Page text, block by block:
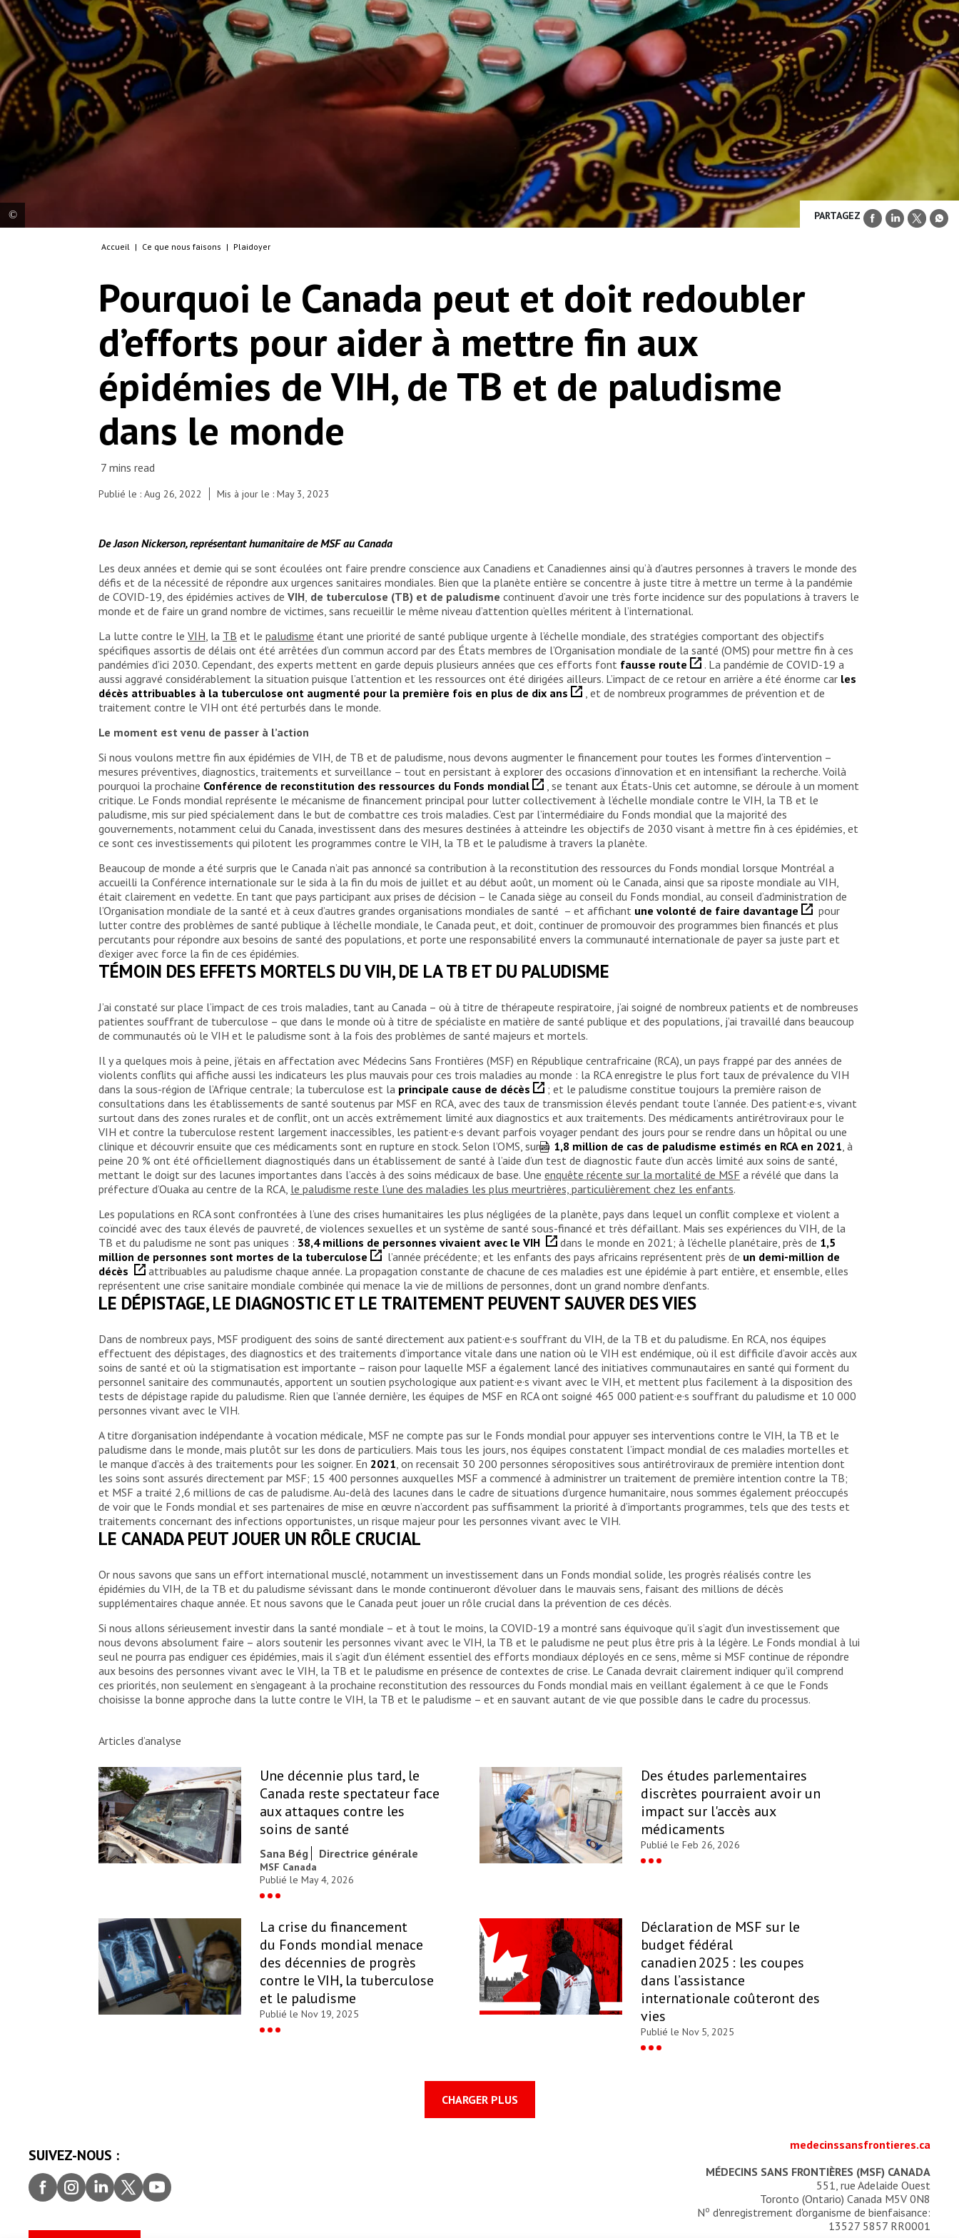
Ether, an advanced HIV patient, with her
Nsanje District Hospital.
© Isabel Corthier/MSF
PARTAGEZ
Accueil | Ce que nous faisons | Plaidoyer
Pourquoi le Canada peut et doit redoubler
d’efforts pour aider à mettre fin aux
épidémies de VIH, de TB et de paludisme
dans le monde
Publié le : Aug 26, 2022 Mis à jour le : May 3, 2023
De Jason Nickerson, représentant humanitaire de MSF au Canada
Les deux années et demie qui se sont écoulées ont faire prendre conscience aux Canadiens et Canadiennes ainsi qu’à d’autres personnes à travers le monde des
défis et de la nécessité de répondre aux urgences sanitaires mondiales. Bien que la planète entière se concentre à juste titre à mettre un terme à la pandémie
de COVID-19, des épidémies actives de VIH de tuberculose (TB) et de paludisme continuent d’avoir une très forte incidence sur des populations à travers le
monde et de faire un grand nombre de victimes, sans recueillir le même niveau d’attention qu’elles méritent à l’international.
La lutte contre le VIH , la TB et le paludisme étant une priorité de santé publique urgente à l’échelle mondiale, des stratégies comportant des objectifs
spécifiques assortis de délais ont été arrêtées d’un commun accord par des États membres de l’Organisation mondiale de la santé (OMS) pour mettre fin à ces
pandémies d’ici 2030. Cependant, des experts mettent en garde depuis plusieurs années que ces efforts font fausse route
. La pandémie de COVID-19 a
aussi aggravé considérablement la situation puisque l’attention et les ressources ont été dirigées ailleurs. L’impact de ce retour en arrière a été énorme car les
décès attribuables à la tuberculose ont augmenté pour la première fois en plus de dix ans
, et de nombreux programmes de prévention et de
traitement contre le VIH ont été perturbés dans le monde.
Le moment est venu de passer à l’action
Si nous voulons mettre fin aux épidémies de VIH, de TB et de paludisme, nous devons augmenter le financement pour toutes les formes d’intervention –
mesures préventives, diagnostics, traitements et surveillance – tout en persistant à explorer des occasions d’innovation et en intensifiant la recherche. Voilà
pourquoi la prochaine Conférence de reconstitution des ressources du Fonds mondial
, se tenant aux États-Unis cet automne, se déroule à un moment
critique. Le Fonds mondial représente le mécanisme de financement principal pour lutter collectivement à l’échelle mondiale contre le VIH, la TB et le
paludisme, mis sur pied spécialement dans le but de combattre ces trois maladies. C’est par l’intermédiaire du Fonds mondial que la majorité des
gouvernements, notamment celui du Canada, investissent dans des mesures destinées à atteindre les objectifs de 2030 visant à mettre fin à ces épidémies, et
ce sont ces investissements qui pilotent les programmes contre le VIH, la TB et le paludisme à travers la planète.
Beaucoup de monde a été surpris que le Canada n’ait pas annoncé sa contribution à la reconstitution des ressources du Fonds mondial lorsque Montréal a
accueilli la Conférence internationale sur le sida à la fin du mois de juillet et au début août, un moment où le Canada, ainsi que sa riposte mondiale au VIH,
était clairement en vedette. En tant que pays participant aux prises de décision – le Canada siège au conseil du Fonds mondial, au conseil d’administration de
l’Organisation mondiale de la santé et à ceux d’autres grandes organisations mondiales de santé – et affichant une volonté de faire davantage
pour
lutter contre des problèmes de santé publique à l’échelle mondiale, le Canada peut, et doit, continuer de promouvoir des programmes bien financés et plus
percutants pour répondre aux besoins de santé des populations, et porte une responsabilité envers la communauté internationale de payer sa juste part et
d’exiger avec force la fin de ces épidémies.
TÉMOIN DES EFFETS MORTELS DU VIH, DE LA TB ET DU PALUDISME
J’ai constaté sur place l’impact de ces trois maladies, tant au Canada – où à titre de thérapeute respiratoire, j’ai soigné de nombreux patients et de nombreuses
patientes souffrant de tuberculose – que dans le monde où à titre de spécialiste en matière de santé publique et des populations, j’ai travaillé dans beaucoup
de communautés où le VIH et le paludisme sont à la fois des problèmes de santé majeurs et mortels.
Il y a quelques mois à peine, j’étais en affectation avec Médecins Sans Frontières (MSF) en République centrafricaine (RCA), un pays frappé par des années de
violents conflits qui affiche aussi les indicateurs les plus mauvais pour ces trois maladies au monde : la RCA enregistre le plus fort taux de prévalence du VIH
dans la sous-région de l’Afrique centrale; la tuberculose est la principale cause de décès
; et le paludisme constitue toujours la première raison de
consultations dans les établissements de santé soutenus par MSF en RCA, avec des taux de transmission élevés pendant toute l’année. Des patient·e·s, vivant
surtout dans des zones rurales et de conflit, ont un accès extrêmement limité aux diagnostics et aux traitements. Des médicaments antirétroviraux pour le
VIH et contre la tuberculose restent largement inaccessibles, les patient·e·s devant parfois voyager pendant des jours pour se rendre dans un hôpital ou une
clinique et découvrir ensuite que ces médicaments sont en rupture en stock. Selon l’OMS, sur
1,8 million de cas de paludisme estimés en RCA en 2021 , à
peine 20 % ont été officiellement diagnostiqués dans un établissement de santé à l’aide d’un test de diagnostic faute d’un accès limité aux soins de santé,
mettant le doigt sur des lacunes importantes dans l’accès à des soins médicaux de base. Une enquête récente sur la mortalité de MSF a révélé que dans la
préfecture d’Ouaka au centre de la RCA, le paludisme reste l’une des maladies les plus meurtrières, particulièrement chez les enfants.
Les populations en RCA sont confrontées à l’une des crises humanitaires les plus négligées de la planète, pays dans lequel un conflit complexe et violent a
coïncidé avec des taux élevés de pauvreté, de violences sexuelles et un système de santé sous-financé et très défaillant. Mais ses expériences du VIH, de la
TB et du paludisme ne sont pas uniques : 38,4 millions de personnes vivaient avec le VIH dans le monde en 2021; à l’échelle planétaire, près de 1,5
million de personnes sont mortes de la tuberculose
l’année précédente; et les enfants des pays africains représentent près de un demi-million de
décès
attribuables au paludisme chaque année. La propagation constante de chacune de ces maladies est une épidémie à part entière, et ensemble, elles
représentent une crise sanitaire mondiale combinée qui menace la vie de millions de personnes, dont un grand nombre d’enfants.
LE DÉPISTAGE, LE DIAGNOSTIC ET LE TRAITEMENT PEUVENT SAUVER DES VIES
Dans de nombreux pays, MSF prodiguent des soins de santé directement aux patient·e·s souffrant du VIH, de la TB et du paludisme. En RCA, nos équipes
effectuent des dépistages, des diagnostics et des traitements d’importance vitale dans une nation où le VIH est endémique, où il est difficile d’avoir accès aux
soins de santé et où la stigmatisation est importante – raison pour laquelle MSF a également lancé des initiatives communautaires en santé qui forment du
personnel sanitaire des communautés, apportent un soutien psychologique aux patient·e·s vivant avec le VIH, et mettent plus facilement à la disposition des
tests de dépistage rapide du paludisme. Rien que l’année dernière, les équipes de MSF en RCA ont soigné 465 000 patient·e·s souffrant du paludisme et 10 000
personnes vivant avec le VIH.
A titre d’organisation indépendante à vocation médicale, MSF ne compte pas sur le Fonds mondial pour appuyer ses interventions contre le VIH, la TB et le
paludisme dans le monde, mais plutôt sur les dons de particuliers. Mais tous les jours, nos équipes constatent l’impact mondial de ces maladies mortelles et
le manque d’accès à des traitements pour les soigner. En 2021 , on recensait 30 200 personnes séropositives sous antirétroviraux de première intention dont
les soins sont assurés directement par MSF; 15 400 personnes auxquelles MSF a commencé à administrer un traitement de première intention contre la TB;
et MSF a traité 2,6 millions de cas de paludisme. Au-delà des lacunes dans le cadre de situations d’urgence humanitaire, nous sommes également préoccupés
de voir que le Fonds mondial et ses partenaires de mise en œuvre n’accordent pas suffisamment la priorité à d’importants programmes, tels que des tests et
traitements concernant des infections opportunistes, un risque majeur pour les personnes vivant avec le VIH.
LE CANADA PEUT JOUER UN RÔLE CRUCIAL
Or nous savons que sans un effort international musclé, notamment un investissement dans un Fonds mondial solide, les progrès réalisés contre les
épidémies du VIH, de la TB et du paludisme sévissant dans le monde continueront d’évoluer dans le mauvais sens, faisant des millions de décès
supplémentaires chaque année. Et nous savons que le Canada peut jouer un rôle crucial dans la prévention de ces décès.
Si nous allons sérieusement investir dans la santé mondiale – et à tout le moins, la COVID-19 a montré sans équivoque qu’il s’agit d’un investissement que
nous devons absolument faire – alors soutenir les personnes vivant avec le VIH, la TB et le paludisme ne peut plus être pris à la légère. Le Fonds mondial à lui
seul ne pourra pas endiguer ces épidémies, mais il s’agit d’un élément essentiel des efforts mondiaux déployés en ce sens, même si MSF continue de répondre
aux besoins des personnes vivant avec le VIH, la TB et le paludisme en présence de contextes de crise. Le Canada devrait clairement indiquer qu’il comprend
ces priorités, non seulement en s’engageant à la prochaine reconstitution des ressources du Fonds mondial mais en veillant également à ce que le Fonds
choisisse la bonne approche dans la lutte contre le VIH, la TB et le paludisme – et en sauvant autant de vie que possible dans le cadre du processus.
Articles d’analyse
Une décennie plus tard, le
Canada reste spectateur face
aux attaques contre les
soins de santé
Sana Bég Directrice générale
MSF Canada
Publié le May 4, 2026
Des études parlementaires
discrètes pourraient avoir un
impact sur l'accès aux
médicaments
Publié le Feb 26, 2026
La crise du financement
du Fonds mondial menace
des décennies de progrès
contre le VIH, la tuberculose
et le paludisme
Publié le Nov 19, 2025
Déclaration de MSF sur le
budget fédéral
canadien 2025 : les coupes
dans l’assistance
internationale coûteront des
vies
Publié le Nov 5, 2025
CHARGER PLUS
SUIVEZ-NOUS :
FacebookInstagramLinkedInTwitteryoutube
medecinssansfrontieres.ca
MÉDECINS SANS FRONTIÈRES (MSF) CANADA
551, rue Adelaide Ouest
Toronto (Ontario) Canada M5V 0N8
No d'enregistrement d'organisme de bienfaisance:
13527 5857 RR0001